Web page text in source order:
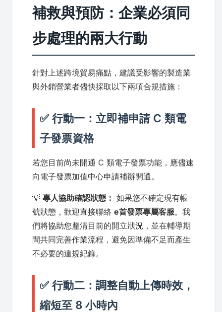
補救與預防：企業必須同
步處理的兩大行動
針對上述跨境貿易痛點，建議受影響的製造業
與外銷營業者儘快採取以下兩項合規措施：
✅ 行動一：立即補申請 C 類電
子發票資格
若您目前尚未開通 C 類電子發票功能，應儘速
向電子發票加值中心申請補辦開通。
💡 專人協助確認狀態： 如果您不確定現有帳
號狀態，歡迎直接聯絡 e首發票專屬客服。我
們將協助您釐清目前的開立狀況，並在輔導期
間共同完善作業流程，避免因準備不足而產生
不必要的違規紀錄。
✅ 行動二：調整自動上傳時效，
縮短至 8 小時內